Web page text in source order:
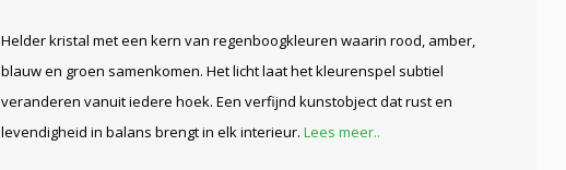
Helder kristal met een kern van regenboogkleuren waarin rood, amber,
blauw en groen samenkomen. Het licht laat het kleurenspel subtiel
veranderen vanuit iedere hoek. Een verfijnd kunstobject dat rust en
levendigheid in balans brengt in elk interieur. Lees meer..